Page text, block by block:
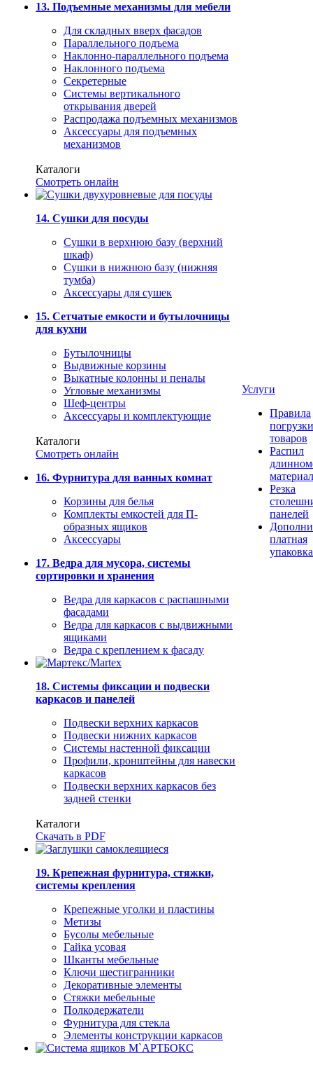
13. Подъемные механизмы для мебели
Для складных вверх фасадов
Параллельного подъема
Наклонно-параллельного подъема
Наклонного подъема
Секретерные
Системы вертикального
открывания дверей
Распродажа подъемных механизмов
Аксессуары для подъемных
механизмов
Каталоги
Смотреть онлайн
14. Сушки для посуды
Сушки в верхнюю базу (верхний
шкаф)
Сушки в нижнюю базу (нижняя
тумба)
Аксессуары для сушек
15. Сетчатые емкости и бутылочницы
для кухни
Бутылочницы
Выдвижные корзины
Выкатные колонны и пеналы
Угловые механизмы
Шеф-центры
Аксессуары и комплектующие
Каталоги
Смотреть онлайн
16. Фурнитура для ванных комнат
Корзины для белья
Комплекты емкостей для П-
образных ящиков
Аксессуары
17. Ведра для мусора, системы
сортировки и хранения
Ведра для каркасов с распашными
фасадами
Ведра для каркасов с выдвижными
ящиками
Ведра с креплением к фасаду
18. Системы фиксации и подвески
каркасов и панелей
Подвески верхних каркасов
Подвески нижних каркасов
Системы настенной фиксации
Профили, кронштейны для навески
каркасов
Подвески верхних каркасов без
задней стенки
Каталоги
Скачать в PDF
19. Крепежная фурнитура, стяжки,
системы крепления
Крепежные уголки и пластины
Метизы
Бусолы мебельные
Гайка усовая
Шканты мебельные
Ключи шестигранники
Декоративные элементы
Стяжки мебельные
Полкодержатели
Фурнитура для стекла
Элементы конструкции каркасов
Услуги
Правила
погрузки
товаров
Распил
Резка
панелей
платная
упаковка